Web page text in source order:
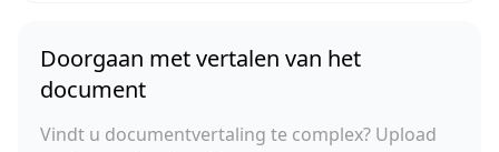
Doorgaan met vertalen van het
document
Vindt u documentvertaling te complex? Upload